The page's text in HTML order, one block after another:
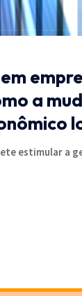
a
estimular a